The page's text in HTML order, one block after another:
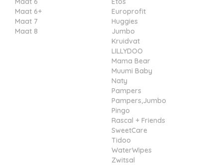
Maat 6+
Maat 7
Maat 8
Europrofit
Huggies
Jumbo
Kruidvat
LILLYDOO
Mama Bear
Muumi Baby
Naty
Pampers
Pampers,Jumbo
Pingo
Rascal + Friends
SweetCare
Tidoo
WaterWipes
Zwitsal